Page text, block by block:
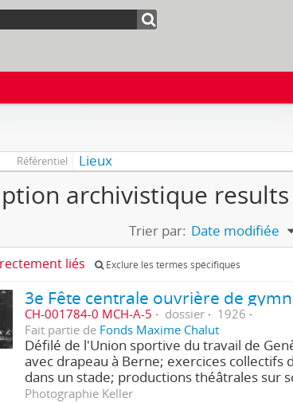
Référentiel Lieux
archivistique
Trier par: Date modifiée
liés Exclure les termes spécifiques
CH-001784-0 MCH-A-5 dossier
1926
Fait partie de Fonds Maxime Chalut
Défilé de l'Union sportive du travail de
avec drapeau à Berne; exercices collectifs
dans un stade; productions théâtrales sur
Photographie Keller